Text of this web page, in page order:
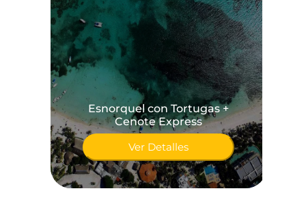
Esnorquel con Tortugas +
Cenote Express
Ver Detalles